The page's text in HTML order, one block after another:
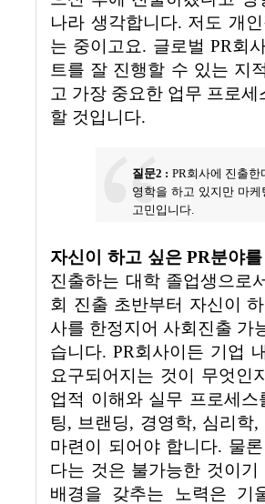
나라 생각합니다. 저도 개
는 중이고요. 글로벌 PR회
트를 잘 진행할 수 있는 지
고 가장 중요한 업무 프로
할 것입니다.
질문2 : PR회사에 진출한
영학을 하고 있지만 마
고민입니다.
자신이 하고 싶은PR분야
진출하는 대학 졸업생으로
회 진출 초반부터 자신이
사를 한정지어 사회진출 가
습니다. PR회사이든 기업
요구되어지는 것이 무엇인
업적 이해와 실무 프로세
팅, 브랜딩, 경영학, 심리학,
마련이 되어야 합니다. 물
다는 것은 불가능한 것이기
배경을 갖추는 노력은 기